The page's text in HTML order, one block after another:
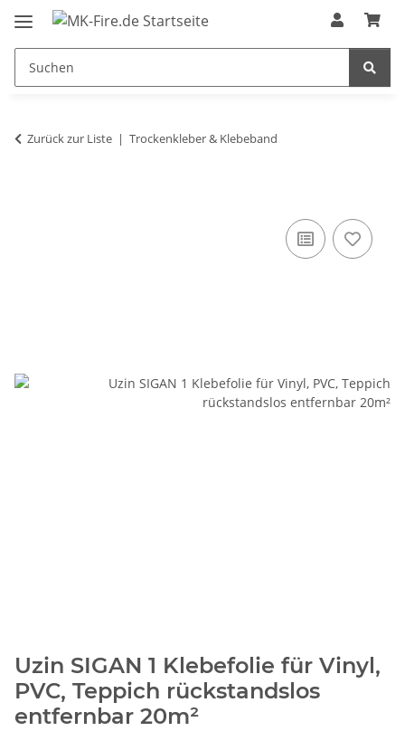
Zurück zur Liste Trockenkleber & Klebeband
Uzin SIGAN 1 Klebefolie für Vinyl,
PVC, Teppich rückstandslos
entfernbar 20m²